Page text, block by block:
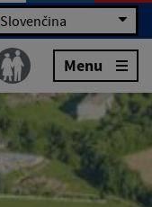
Slovenčina
Menu